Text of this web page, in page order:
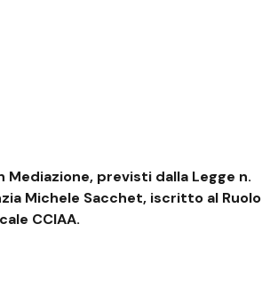
Mediazione, previsti dalla Legge n.
Michele Sacchet, iscritto al Ruolo
CCIAA.